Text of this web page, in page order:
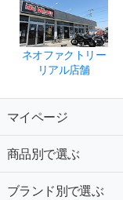
ネオファクトリー
リアル店舗
マイページ
商品別で選ぶ
ブランド別で選ぶ